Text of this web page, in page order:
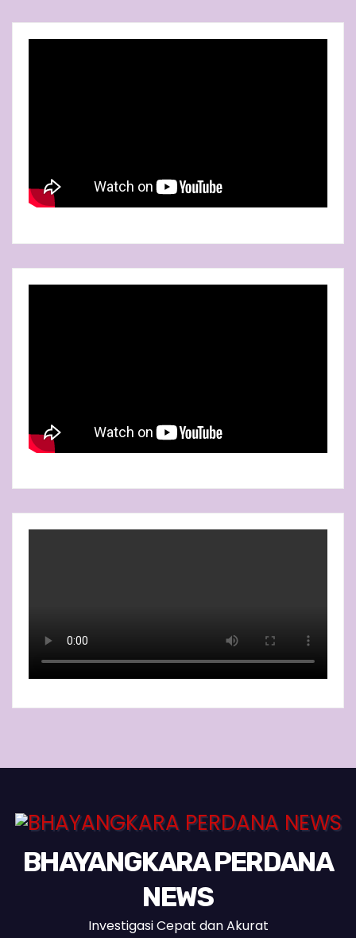
BHAYANGKARA PERDANA
NEWS
Investigasi Cepat dan Akurat